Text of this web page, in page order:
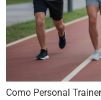
Como Personal